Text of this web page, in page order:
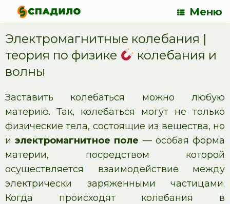
Меню
Электромагнитные колебания |
теория по физике
колебания и
волны
Заставить колебаться можно любую
материю. Так, колебаться могут не только
физические тела, состоящие из вещества, но
иэлектромагнитное поле — особая форма
материи, посредством которой
осуществляется взаимодействие между
электрически заряженными частицами.
Когда происходят колебания в